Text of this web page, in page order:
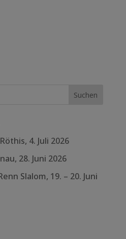
4. Juli 2026
28. Juni 2026
Slalom, 19. – 20. Juni